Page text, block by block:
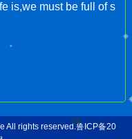
is,we must be full of s
All rights reserved.鲁ICP备20
聊 ×